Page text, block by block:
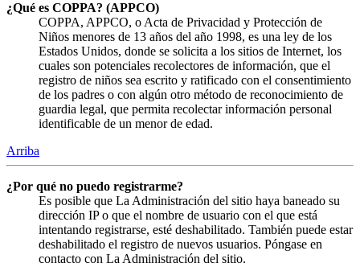
¿Qué es COPPA? (APPCO)
COPPA, APPCO, o Acta de Privacidad y Protección de
Niños menores de 13 años del año 1998, es una ley de los
Estados Unidos, donde se solicita a los sitios de Internet, los
cuales son potenciales recolectores de información, que el
registro de niños sea escrito y ratificado con el consentimiento
de los padres o con algún otro método de reconocimiento de
guardia legal, que permita recolectar información personal
identificable de un menor de edad.
Arriba
¿Por qué no puedo registrarme?
Es posible que La Administración del sitio haya baneado su
dirección IP o que el nombre de usuario con el que está
intentando registrarse, esté deshabilitado. También puede estar
deshabilitado el registro de nuevos usuarios. Póngase en
contacto con La Administración del sitio.